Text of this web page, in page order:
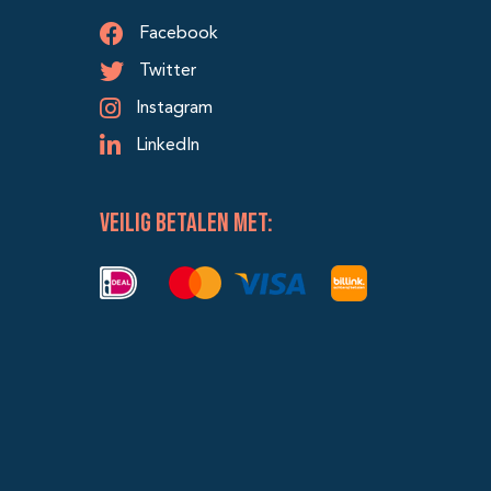
Facebook
Twitter
Instagram
LinkedIn
veilig betalen met: